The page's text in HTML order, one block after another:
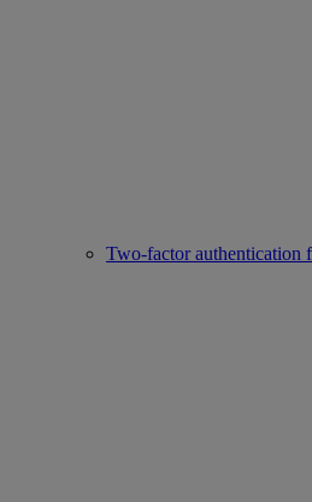
Two-factor authentication